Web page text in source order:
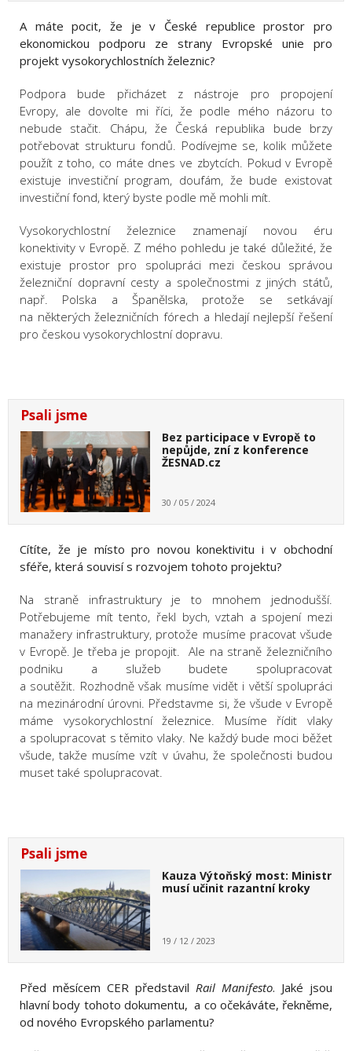
A máte pocit, že je v České republice prostor pro
ekonomickou podporu ze strany Evropské unie pro
projekt vysokorychlostních železnic?
Podpora bude přicházet z nástroje pro propojení
Evropy, ale dovolte mi říci, že podle mého názoru to
nebude stačit. Chápu, že Česká republika bude brzy
potřebovat strukturu fondů. Podívejme se, kolik můžete
použít z toho, co máte dnes ve zbytcích. Pokud v Evropě
existuje investiční program, doufám, že bude existovat
investiční fond, který byste podle mě mohli mít.
Vysokorychlostní železnice znamenají novou éru
konektivity v Evropě. Z mého pohledu je také důležité, že
existuje prostor pro spolupráci mezi českou správou
železniční dopravní cesty a společnostmi z jiných států,
např. Polska a Španělska, protože se setkávají
na některých železničních fórech a hledají nejlepší řešení
pro českou vysokorychlostní dopravu.
Psali jsme
Bez participace v Evropě to
nepůjde, zní z konference
ŽESNAD.cz
30 / 05 / 2024
Cítíte, že je místo pro novou konektivitu i v obchodní
sféře, která souvisí s rozvojem tohoto projektu?
Na straně infrastruktury je to mnohem jednodušší.
Potřebujeme mít tento, řekl bych, vztah a spojení mezi
manažery infrastruktury, protože musíme pracovat všude
v Evropě. Je třeba je propojit. Ale na straně železničního
podniku a služeb budete spolupracovat
a soutěžit. Rozhodně však musíme vidět i větší spolupráci
na mezinárodní úrovni. Představme si, že všude v Evropě
máme vysokorychlostní železnice. Musíme řídit vlaky
a spolupracovat s těmito vlaky. Ne každý bude moci běžet
všude, takže musíme vzít v úvahu, že společnosti budou
muset také spolupracovat.
Psali jsme
Kauza Výtoňský most: Ministr
musí učinit razantní kroky
19 / 12 / 2023
Před měsícem CER představil Rail Manifesto. Jaké jsou
hlavní body tohoto dokumentu, a co očekáváte, řekněme,
od nového Evropského parlamentu?